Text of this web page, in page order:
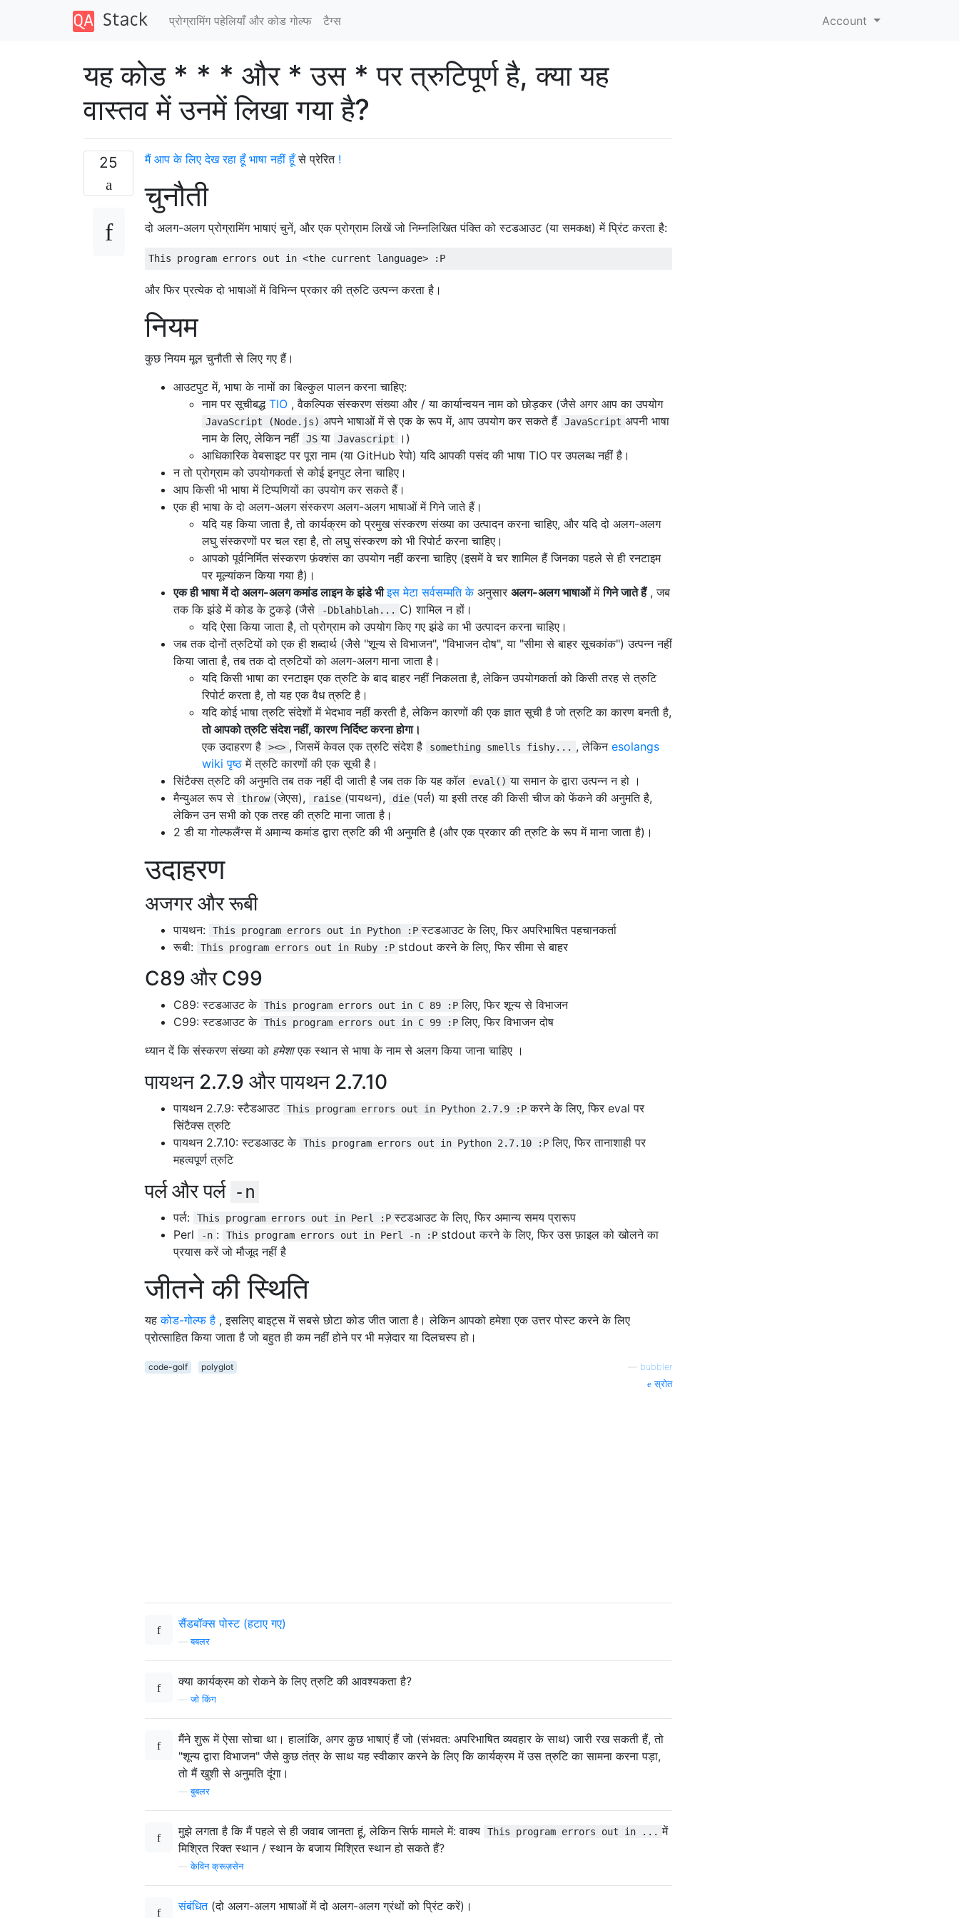
प्रोग्रामिंग पहेलियाँ और कोड गोल्फ टैग्‍स Account
यह कोड * * * और * उस * पर त्रुटिपूर्ण है, क्या यह
वास्तव में उनमें लिखा गया है?
25 मैं आप के लिए देख रहा हूँ भाषा नहीं हूँसे प्रेरित !
चुनौती
दो अलग-अलग प्रोग्रामिंग भाषाएं चुनें, और एक प्रोग्राम लिखें जो निम्नलिखित पंक्ति को स्टडआउट (या समकक्ष) में प्रिंट करता है:
और फिर प्रत्येक दो भाषाओं में विभिन्न प्रकार की त्रुटि उत्पन्न करता है।
नियम
कुछ नियम मूल चुनौती से लिए गए हैं।
आउटपुट में, भाषा के नामों का बिल्कुल पालन करना चाहिए:
नाम पर सूचीबद्ध TIO , वैकल्पिक संस्करण संख्या और / या कार्यान्वयन नाम को छोड़कर (जैसे अगर आप का उपयोग
JavaScript (Node.js) अपने भाषाओं में से एक के रूप में, आप उपयोग कर सकते हैं JavaScript अपनी भाषा
नाम के लिए, लेकिन नहीं JS या Javascript
।)
आधिकारिक वेबसाइट पर पूरा नाम (या GitHub रेपो) यदि आपकी पसंद की भाषा TIO पर उपलब्ध नहीं है।
न तो प्रोग्राम को उपयोगकर्ता से कोई इनपुट लेना चाहिए।
आप किसी भी भाषा में टिप्पणियों का उपयोग कर सकते हैं।
एक ही भाषा के दो अलग-अलग संस्करण अलग-अलग भाषाओं में गिने जाते हैं।
यदि यह किया जाता है, तो कार्यक्रम को प्रमुख संस्करण संख्या का उत्पादन करना चाहिए, और यदि दो अलग-अलग
लघु संस्करणों पर चल रहा है, तो लघु संस्करण को भी रिपोर्ट करना चाहिए।
आपको पूर्वनिर्मित संस्करण फ़ंक्शंस का उपयोग नहीं करना चाहिए (इसमें वे चर शामिल हैं जिनका पहले से ही रनटाइम
पर मूल्यांकन किया गया है)।
एक ही भाषा में दो अलग-अलग कमांड लाइन के झंडे भीइस मेटा सर्वसम्मति केअनुसार अलग-अलग भाषाओंमेंगिने जाते हैं, जब
तक कि झंडे में कोड के टुकड़े (जैसे
-Dblahblah... C) शामिल न हों।
यदि ऐसा किया जाता है, तो प्रोग्राम को उपयोग किए गए झंडे का भी उत्पादन करना चाहिए।
जब तक दोनों त्रुटियों को एक ही शब्दार्थ (जैसे "शून्य से विभाजन", "विभाजन दोष", या "सीमा से बाहर सूचकांक") उत्पन्न नहीं
किया जाता है, तब तक दो त्रुटियों को अलग-अलग माना जाता है।
यदि किसी भाषा का रनटाइम एक त्रुटि के बाद बाहर नहीं निकलता है, लेकिन उपयोगकर्ता को किसी तरह से त्रुटि
रिपोर्ट करता है, तो यह एक वैध त्रुटि है।
यदि कोई भाषा त्रुटि संदेशों में भेदभाव नहीं करती है, लेकिन कारणों की एक ज्ञात सूची है जो त्रुटि का कारण बनती है,
तो आपको त्रुटि संदेश नहीं, कारण निर्दिष्ट करना होगा।
एक उदाहरण है
><> , जिसमें केवल एक त्रुटि संदेश है something smells fishy... , लेकिन esolangs
wiki पृष्ठ में त्रुटि कारणों की एक सूची है।
सिंटैक्स त्रुटि की अनुमति तब तक नहीं दी जाती है जब तक कि यह कॉल
eval() या समान के द्वारा उत्पन्न न हो ।
मैन्युअल रूप से
throw (जेएस), raise (पायथन), die (पर्ल) या इसी तरह की किसी चीज को फेंकने की अनुमति है,
लेकिन उन सभी को एक तरह की त्रुटि माना जाता है।
2 डी या गोल्फलैंग्स में अमान्य कमांड द्वारा त्रुटि की भी अनुमति है (और एक प्रकार की त्रुटि के रूप में माना जाता है)।
उदाहरण
अजगर और रूबी
पायथन: This program errors out in Python :P स्टडआउट के लिए, फिर अपरिभाषित पहचानकर्ता
रूबी:
This program errors out in Ruby :P stdout करने के लिए, फिर सीमा से बाहर
C89 और C99
C89: स्टडआउट के This program errors out in C 89 :P लिए, फिर शून्य से विभाजन
C99: स्टडआउट के This program errors out in C 99 :P लिए, फिर विभाजन दोष
ध्यान दें कि संस्करण संख्या को हमेशाएक स्थान से भाषा के नाम से अलग किया जाना चाहिए ।
पायथन 2.7.9 और पायथन 2.7.10
पायथन 2.7.9: स्टैडआउट This program errors out in Python 2.7.9 :P करने के लिए, फिर eval पर
सिंटैक्स त्रुटि
पायथन 2.7.10: स्टडआउट के This program errors out in Python 2.7.10 :P लिए, फिर तानाशाही पर
महत्वपूर्ण त्रुटि
पर्ल और पर्ल -n
पर्ल: This program errors out in Perl :P स्टडआउट के लिए, फिर अमान्य समय प्रारूप
Perl
-n : This program errors out in Perl -n :P stdout करने के लिए, फिर उस फ़ाइल को खोलने का
प्रयास करें जो मौजूद नहीं है
जीतने की स्थिति
यहकोड-गोल्फ है , इसलिए बाइट्स में सबसे छोटा कोड जीत जाता है। लेकिन आपको हमेशा एक उत्तर पोस्ट करने के लिए
प्रोत्साहित किया जाता है जो बहुत ही कम नहीं होने पर भी मज़ेदार या दिलचस्प हो।
code-golf polyglot
bubbler
स्रोत
सैंडबॉक्स पोस्ट (हटाए गए)
—बबलर
क्या कार्यक्रम को रोकने के लिए त्रुटि की आवश्यकता है?
—जो किंग
मैंने शुरू में ऐसा सोचा था। हालांकि, अगर कुछ भाषाएं हैं जो (संभवत: अपरिभाषित व्यवहार के साथ) जारी रख सकती हैं, तो
"शून्य द्वारा विभाजन" जैसे कुछ तंत्र के साथ यह स्वीकार करने के लिए कि कार्यक्रम में उस त्रुटि का सामना करना पड़ा,
तो मैं खुशी से अनुमति दूंगा।
—बुबलर
मुझे लगता है कि मैं पहले से ही जवाब जानता हूं, लेकिन सिर्फ मामले में: वाक्य This program errors out in ... में
मिश्रित रिक्त स्थान / स्थान के बजाय मिश्रित स्थान हो सकते हैं?
—केविन क्रूज़सेन
संबंधित(दो अलग-अलग भाषाओं में दो अलग-अलग ग्रंथों को प्रिंट करें)।